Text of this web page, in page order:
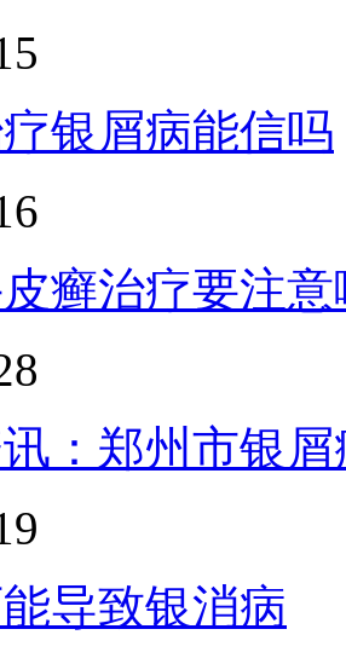
银屑病能信吗
癣治疗要注
：郑州市银
导致银消病